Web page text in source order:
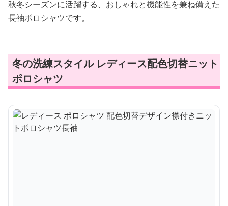
秋冬シーズンに活躍する、おしゃれと機能性を兼ね備えた
長袖ポロシャツです。
冬の洗練スタイル レディース配色切替ニット
ポロシャツ